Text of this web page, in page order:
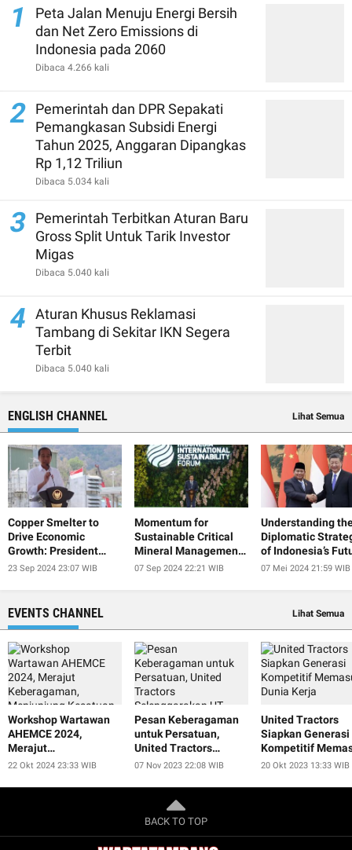
1
Peta Jalan Menuju Energi Bersih
dan Net Zero Emissions di
Indonesia pada 2060
Dibaca 4.266 kali
2
Pemerintah dan DPR Sepakati
Pemangkasan Subsidi Energi
Tahun 2025, Anggaran Dipangkas
Rp 1,12 Triliun
Dibaca 5.034 kali
3
Pemerintah Terbitkan Aturan Baru
Gross Split Untuk Tarik Investor
Migas
Dibaca 5.040 kali
4
Aturan Khusus Reklamasi
Tambang di Sekitar IKN Segera
Terbit
Dibaca 5.040 kali
ENGLISH CHANNEL Lihat Semua
Copper Smelter to
Drive Economic
Growth: President
Jokowi
23 Sep 2024 23:07 WIB
Momentum for
Sustainable Critical
Mineral Management
at IISF 2024
07 Sep 2024 22:21 WIB
Understanding
Diplomatic
of Indonesia’s
President
07 Mei 2024 21:59 WIB
EVENTS CHANNEL Lihat Semua
Workshop Wartawan
AHEMCE 2024,
Merajut
Keberagaman,
dan Menjaga
22 Okt 2024 23:33 WIB
Pesan Keberagaman
untuk Persatuan,
United Tractors
Selenggarakan UT
2023
07 Nov 2023 22:08 WIB
United Tractors
Siapkan Generasi
Kompetitif
Dunia Kerja
20 Okt 2023 13:33 WIB
BACK TO TOP